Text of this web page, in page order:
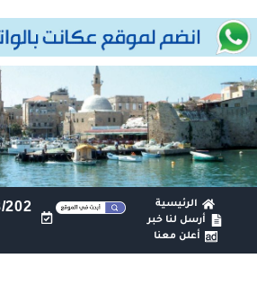
الرئيسية
أرسل لنا خبر
أعلن معنا
202